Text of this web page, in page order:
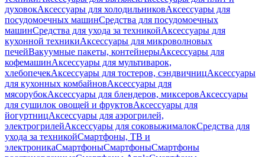
духовокАксессуары для холодильниковАксессуары для
посудомоечных машинСредства для посудомоечных
машинСредства для ухода за техникойАксессуары для
кухонной техникиАксессуары для микроволновых
печейВакуумные пакеты, контейнерыАксессуары для
кофемашинАксессуары для мультиварок,
хлебопечекАксессуары для тостеров, сэндвичницАксессуары
для кухонных комбайновАксессуары для
мясорубокАксессуары для блендеров, миксеровАксессуары
для сушилок овощей и фруктовАксессуары для
йогуртницАксессуары для аэрогрилей,
электрогрилейАксессуары для соковыжималокСредства для
ухода за техникойСмартфоны, ТВ и
электроникаСмартфоныСмартфоныСмартфоны